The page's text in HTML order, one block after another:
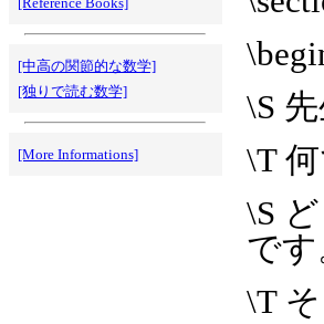
\S
\T
\S
です
\T
[中高の関節的な数学]
[独りで読む数学]
[More Informations]